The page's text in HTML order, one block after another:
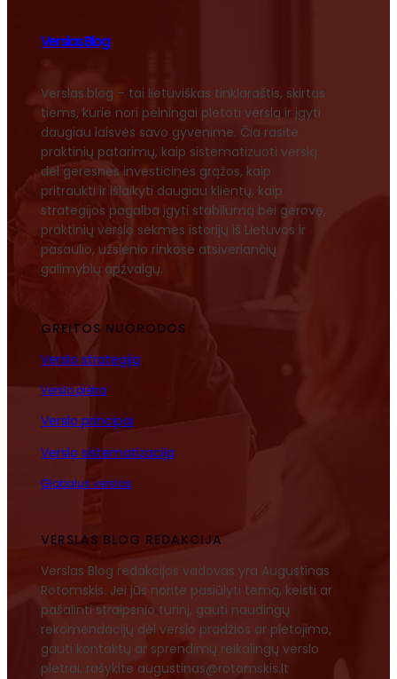
Verslas Blog
Verslas.blog – tai lietuviškas tinklaraštis, skirtas
tiems, kurie nori pelningai plėtoti verslą ir įgyti
daugiau laisvės savo gyvenime. Čia rasite
praktinių patarimų, kaip sistematizuoti verslą
dėl geresnės investicinės grąžos, kaip
pritraukti ir išlaikyti daugiau klientų, kaip
strategijos pagalba įgyti stabilumą bei gerovę,
praktinių verslo sėkmės istorijų iš Lietuvos ir
pasaulio, užsienio rinkose atsiveriančių
galimybių apžvalgų.
GREITOS NUORODOS
Verslo strategija
Verslo plėtra
Verslo principai
Verslo sistematizacija
Globalus verslas
VERSLAS BLOG REDAKCIJA
Verslas Blog redakcijos vadovas yra Augustinas
Rotomskis. Jei jūs norite pasiūlyti temą, keisti ar
pašalinti straipsnio turinį, gauti naudingų
rekomendacijų dėl verslo pradžios ar plėtojimo,
gauti kontaktų ar sprendimų reikalingų verslo
plėtrai, rašykite augustinas@rotomskis.lt